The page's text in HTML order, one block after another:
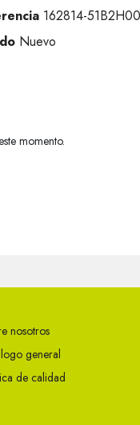
162814-51B2H00
Nuevo
momento.
nosotros
general
de calidad